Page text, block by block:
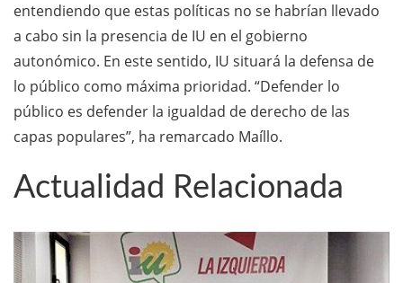
entendiendo que estas políticas no se habrían llevado
a cabo sin la presencia de IU en el gobierno
autonómico. En este sentido, IU situará la defensa de
lo público como máxima prioridad. “Defender lo
público es defender la igualdad de derecho de las
capas populares”, ha remarcado Maíllo.
Actualidad Relacionada